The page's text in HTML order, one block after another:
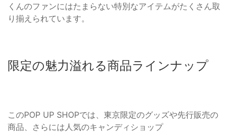
くんのファンにはたまらない特別なアイテムがたくさん取
り揃えられています。
限定の魅力溢れる商品ラインナップ
このPOP UP SHOPでは、東京限定のグッズや先行販売の
商品、さらには人気のキャンディショップ